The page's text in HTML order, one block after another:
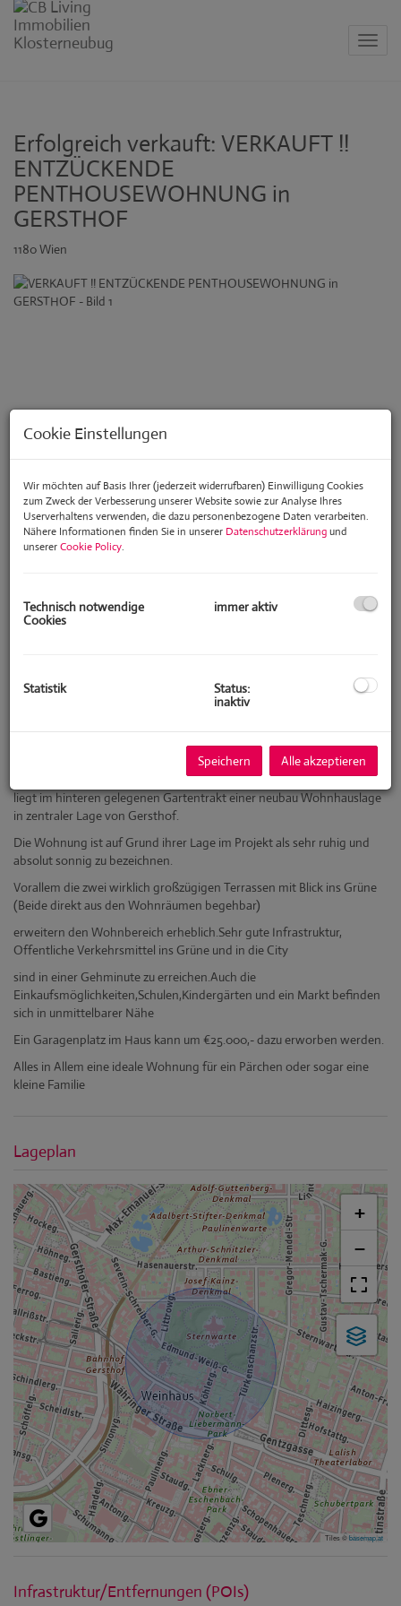
Erfolgreich verkauft: VERKAUFT !!
ENTZÜCKENDE
PENTHOUSEWOHNUNG in
GERSTHOF
1180 Wien
Dieses charmante und sehr gut geschnittene 3Zimmer
Penthouse (keine schrägen Wände)
liegt im hinteren gelegenen Gartentrakt einer neubau Wohnhauslage
in zentraler Lage von Gersthof.
Die Wohnung ist auf Grund ihrer Lage im Projekt als sehr ruhig und
absolut sonnig zu bezeichnen.
Vorallem die zwei wirklich großzügigen Terrassen mit Blick ins Grüne
(Beide direkt aus den Wohnräumen begehbar)
erweitern den Wohnbereich erheblich.Sehr gute Infrastruktur,
Offentliche Verkehrsmittel ins Grüne und in die City
sind in einer Gehminute zu erreichen.Auch die
Einkaufsmöglichkeiten,Schulen,Kindergärten und ein Markt befinden
sich in unmittelbarer Nähe
Ein Garagenplatz im Haus kann um €25.000,- dazu erworben werden.
Alles in Allem eine ideale Wohnung für ein Pärchen oder sogar eine
kleine Familie
Lageplan
+
−
Tiles ©basemap.at
Infrastruktur/Entfernungen (POIs)
Cookie Einstellungen
Wir möchten auf Basis Ihrer (jederzeit widerrufbaren) Einwilligung Cookies
zum Zweck der Verbesserung unserer Website sowie zur Analyse Ihres
Userverhaltens verwenden, die dazu personenbezogene Daten verarbeiten.
Nähere Informationen finden Sie in unserer Datenschutzerklärungund
unsererCookie Policy.
Technisch notwendige
Cookies
immer aktiv
Statistik
Status:
inaktiv
Speichern Alle akzeptieren